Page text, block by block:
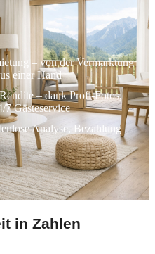
– von der Vermarktung
einer Hand
– dank Profi-Fotos,
7 Gästeservice
Analyse, Bezahlung
in Zahlen